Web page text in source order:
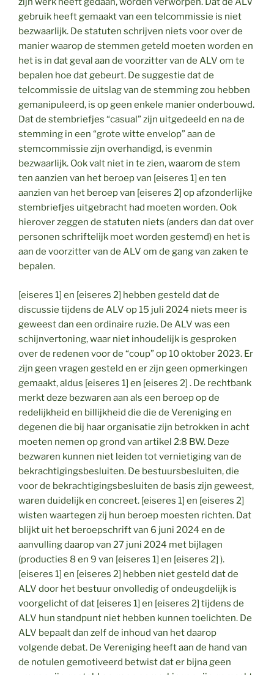
gebruik heeft gemaakt van een telcommissie is niet
bezwaarlijk. De statuten schrijven niets voor over de
manier waarop de stemmen geteld moeten worden en
het is in dat geval aan de voorzitter van de ALV om te
bepalen hoe dat gebeurt. De suggestie dat de
telcommissie de uitslag van de stemming zou hebben
gemanipuleerd, is op geen enkele manier onderbouwd.
Dat de stembriefjes “casual” zijn uitgedeeld en na de
stemming in een “grote witte envelop” aan de
stemcommissie zijn overhandigd, is evenmin
bezwaarlijk. Ook valt niet in te zien, waarom de stem
ten aanzien van het beroep van [eiseres 1] en ten
aanzien van het beroep van [eiseres 2] op afzonderlijke
stembriefjes uitgebracht had moeten worden. Ook
hierover zeggen de statuten niets (anders dan dat over
personen schriftelijk moet worden gestemd) en het is
aan de voorzitter van de ALV om de gang van zaken te
bepalen.
[eiseres 1] en [eiseres 2] hebben gesteld dat de
discussie tijdens de ALV op 15 juli 2024 niets meer is
geweest dan een ordinaire ruzie. De ALV was een
schijnvertoning, waar niet inhoudelijk is gesproken
over de redenen voor de “coup” op 10 oktober 2023. Er
zijn geen vragen gesteld en er zijn geen opmerkingen
gemaakt, aldus [eiseres 1] en [eiseres 2] . De rechtbank
merkt deze bezwaren aan als een beroep op de
redelijkheid en billijkheid die die de Vereniging en
degenen die bij haar organisatie zijn betrokken in acht
moeten nemen op grond van artikel 2:8 BW. Deze
bezwaren kunnen niet leiden tot vernietiging van de
bekrachtigingsbesluiten. De bestuursbesluiten, die
voor de bekrachtigingsbesluiten de basis zijn geweest,
waren duidelijk en concreet. [eiseres 1] en [eiseres 2]
wisten waartegen zij hun beroep moesten richten. Dat
blijkt uit het beroepschrift van 6 juni 2024 en de
aanvulling daarop van 27 juni 2024 met bijlagen
(producties 8 en 9 van [eiseres 1] en [eiseres 2] ).
[eiseres 1] en [eiseres 2] hebben niet gesteld dat de
ALV door het bestuur onvolledig of ondeugdelijk is
voorgelicht of dat [eiseres 1] en [eiseres 2] tijdens de
ALV hun standpunt niet hebben kunnen toelichten. De
ALV bepaalt dan zelf de inhoud van het daarop
volgende debat. De Vereniging heeft aan de hand van
de notulen gemotiveerd betwist dat er bijna geen